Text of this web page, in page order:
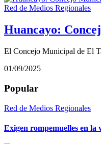
Red de Medios Regionales
Huancayo:
El Concejo Municipal de El
01/09/2025
Popular
Red de Medios Regionales
Exigen rompemuelles en la